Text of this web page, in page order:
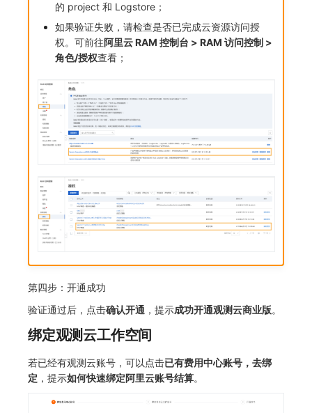
的 project 和 Logstore；
如果验证失败，请检查是否已完成云资源访问授
权。可前往阿里云 RAM 控制台 > RAM 访问控制 >
角色/授权查看；
第四步：开通成功
验证通过后，点击确认开通 ，提示成功开通观测云商业版。
绑定观测云工作空间
若已经有观测云账号，可以点击已有费用中心账号，去绑
定 ，提示如何快速绑定阿里云账号结算。